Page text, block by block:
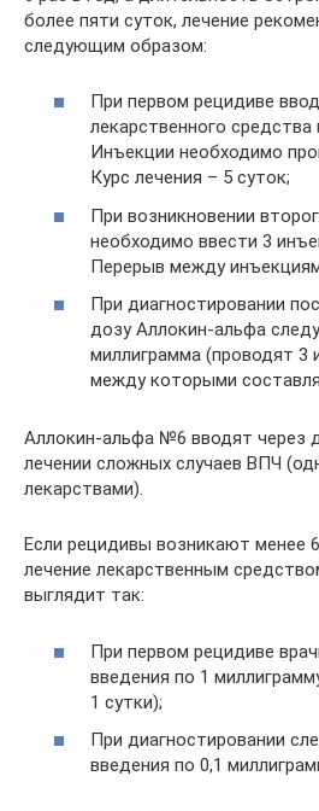
более пяти суток, лечение
следующим образом:
При первом рецидиве
лекарственного
Инъекции необходимо
Курс лечения – 5 суток;
При возникновении
необходимо ввести 3
Перерыв между
При диагностировании
дозу Аллокин-альфа
миллиграмма (проводят 3
между которыми
Аллокин-альфа №6 вводят через
лечении сложных случаев ВПЧ
лекарствами).
Если рецидивы возникают менее
лечение лекарственным
выглядит так:
При первом рецидиве
введения по 1
1 сутки);
При диагностировании
введения по 0,1